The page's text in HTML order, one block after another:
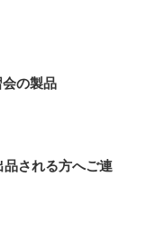
の製品
される方へご連